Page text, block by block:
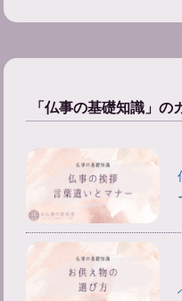
「仏事の基礎知識」